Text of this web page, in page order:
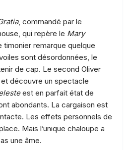
, commandé par le
qui repère le Mary
timonier remarque quelque
sont désordonnées, le
de cap. Le second Oliver
découvre un spectacle
est en parfait état de
abondants. La cargaison est
Les effets personnels de
Mais l’unique chaloupe a
une âme.